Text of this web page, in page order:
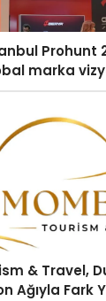
Prohunt
marka
& Travel,
Ağıyla Fark